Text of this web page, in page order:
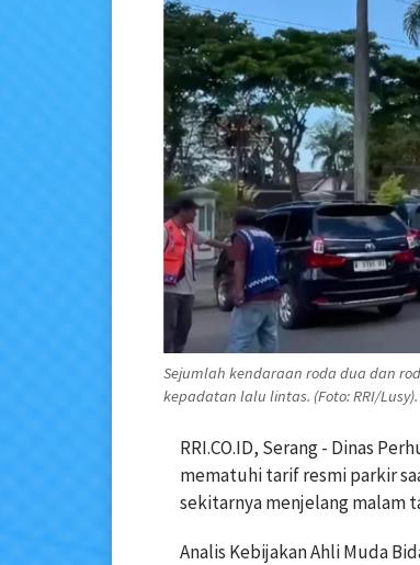
Sejumlah kendaraan roda dua dan
kepadatan lalu lintas. (Foto: RRI/Lusy).
RRI.CO.ID, Serang - Dinas
mematuhi tarif resmi parkir
sekitarnya menjelang malam
Analis Kebijakan Ahli Muda